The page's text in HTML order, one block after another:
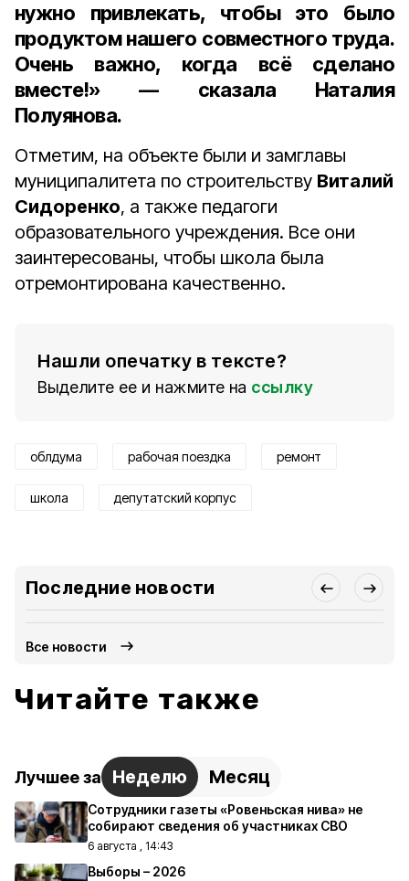
нужно привлекать, чтобы это было
продуктом нашего совместного труда.
Очень важно, когда всё сделано
вместе!» — сказала Наталия
Полуянова.
Отметим, на объекте были и замглавы
муниципалитета по строительству Виталий
Сидоренко, а также педагоги
образовательного учреждения. Все они
заинтересованы, чтобы школа была
отремонтирована качественно.
Нашли опечатку в тексте?
Выделите ее и нажмите на ссылку
облдума рабочая поездка ремонт
школа депутатский корпус
Последние новости
Все новости
Читайте также
Лучшее за Неделю Месяц
Сотрудники газеты «Ровеньская нива» не
собирают сведения об участниках СВО
6 августа , 14:43
Выборы – 2026